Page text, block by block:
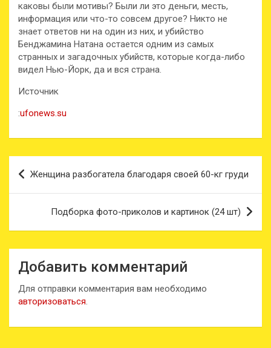
каковы были мотивы? Были ли это деньги, месть,
информация или что-то совсем другое? Никто не
знает ответов ни на один из них, и убийство
Бенджамина Натана остается одним из самых
странных и загадочных убийств, которые когда-либо
видел Нью-Йорк, да и вся страна.
Источник
:ufonews.su
Навигация
по
записям
Женщина разбогатела благодаря своей 60-кг груди
Подборка фото-приколов и картинок (24 шт)
Добавить комментарий
Для отправки комментария вам необходимо
авторизоваться.